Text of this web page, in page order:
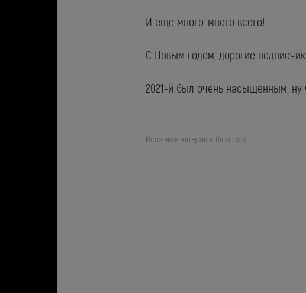
И еще много-много всего!
С Новым годом, дорогие
2021-й был очень насыщенным, ну
Источники материала: flickr.com